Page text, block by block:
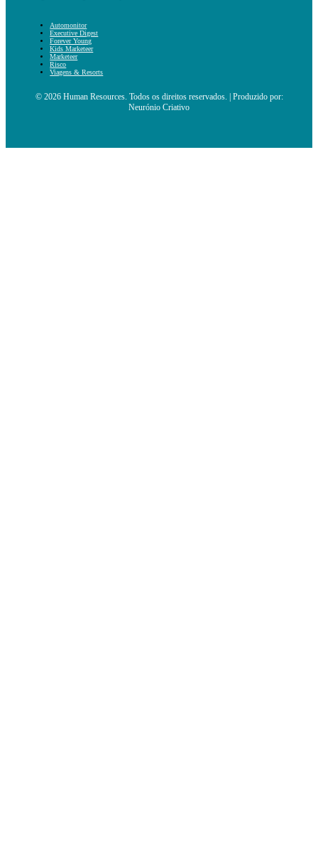
Automonitor
Executive Digest
Forever Young
Kids Marketeer
Marketeer
Risco
Viagens & Resorts
© 2026 Human Resources. Todos os direitos reservados. | Produzido por:
Neurónio Criativo